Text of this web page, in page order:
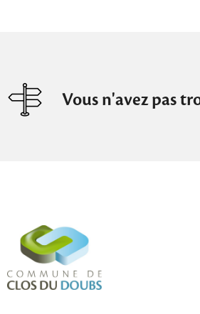
Vous n'avez pas